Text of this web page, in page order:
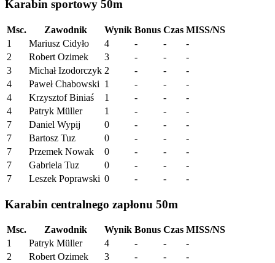
Karabin sportowy 50m
Msc. Zawodnik Wynik Bonus Czas MISS/NS
1
Mariusz Cidyło 4 - -
-
2
Robert Ozimek 3 - -
-
3
Michał Izodorczyk 2 - -
-
4
Paweł Chabowski 1 - -
-
4
Krzysztof Biniaś 1 - -
-
4
Patryk Müller 1 - -
-
7
Daniel Wypij 0 - -
-
7
Bartosz Tuz 0 - -
-
7
Przemek Nowak 0 - -
-
7
Gabriela Tuz 0 - -
-
7
Leszek Poprawski 0 - - -
Karabin centralnego zapłonu 50m
Msc. Zawodnik Wynik Bonus Czas MISS/NS
1
Patryk Müller 4 - -
-
2
Robert Ozimek 3 - -
-